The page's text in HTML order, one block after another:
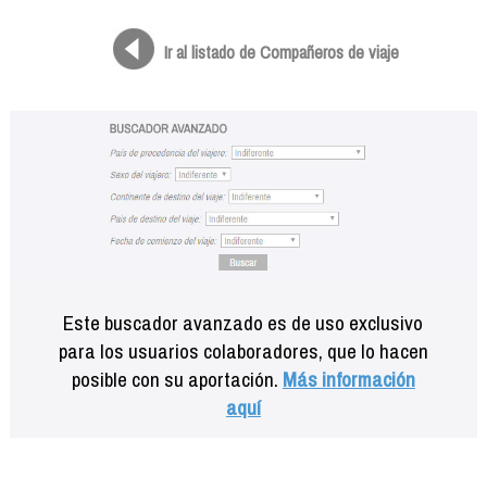
Ir al listado de Compañeros de viaje
Este buscador avanzado es de uso exclusivo
para los usuarios colaboradores, que lo hacen
posible con su aportación. Más información
aquí